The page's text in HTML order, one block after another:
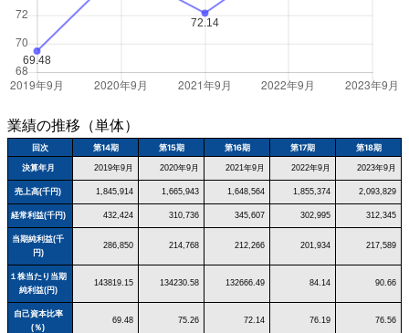
業績の推移（単体）
回次 第14期 第15期 第16期 第17期 第18期
決算年月 2019年9月 2020年9月 2021年9月 2022年9月 2023年9月
売上高(千円) 1,845,914 1,665,943 1,648,564 1,855,374 2,093,829
経常利益(千円) 432,424 310,736 345,607 302,995 312,345
当期純利益(千
円)
286,850 214,768 212,266 201,934 217,589
１株当たり当期
純利益(円)
143819.15 134230.58 132666.49 84.14 90.66
自己資本比率
(％)
69.48 75.26 72.14 76.19 76.56